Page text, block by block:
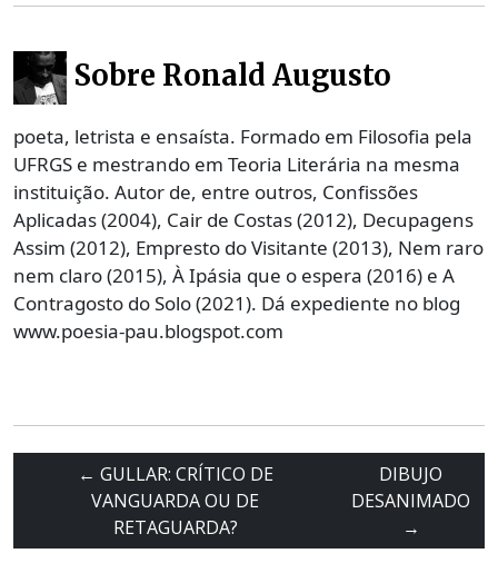
Sobre Ronald Augusto
poeta, letrista e ensaísta. Formado em Filosofia pela
UFRGS e mestrando em Teoria Literária na mesma
instituição. Autor de, entre outros, Confissões
Aplicadas (2004), Cair de Costas (2012), Decupagens
Assim (2012), Empresto do Visitante (2013), Nem raro
nem claro (2015), À Ipásia que o espera (2016) e A
Contragosto do Solo (2021). Dá expediente no blog
www.poesia-pau.blogspot.com
← GULLAR: CRÍTICO DE
VANGUARDA OU DE
RETAGUARDA?
DIBUJO
DESANIMADO
→